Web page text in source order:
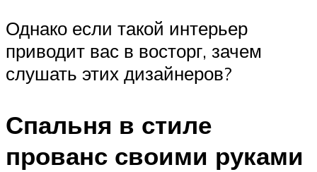
Однако если такой интерьер
приводит вас в восторг, зачем
слушать этих дизайнеров?
Спальня в стиле
прованс своими руками